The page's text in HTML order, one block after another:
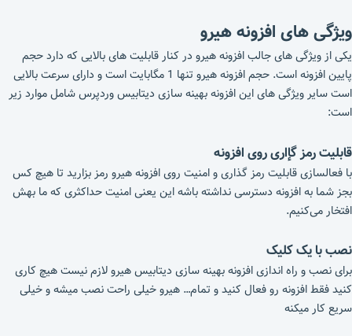
ویژگی های افزونه هیرو
یکی از ویژگی های جالب افزونه هیرو در کنار قابلیت های بالایی که دارد حجم
پایین افزونه است. حجم افزونه هیرو تنها 1 مگابایت است و دارای سرعت بالایی
است سایر ویژگی های این افزونه بهینه سازی دیتابیس وردپرس شامل موارد زیر
است:
قابلیت رمز گإاری روی افزونه
با فعالسازی قابلیت رمز گذاری و امنیت روی افزونه هیرو رمز بزارید تا هیچ کس
بجز شما به افزونه دسترسی نداشته باشه این یعنی امنیت حداکثری که ما بهش
افتخار می‌کنیم.
نصب با یک کلیک
برای نصب و راه اندازی افزونه بهینه سازی دیتابیس هیرو لازم نیست هیچ کاری
کنید فقط افزونه رو فعال کنید و تمام… هیرو خیلی راحت نصب میشه و خیلی
سریع کار میکنه